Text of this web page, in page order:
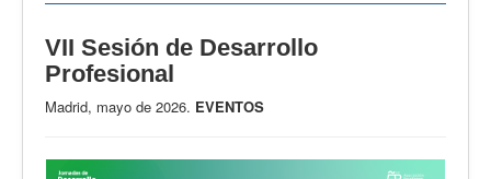
VII Sesión de Desarrollo
Profesional
Madrid, mayo de 2026. EVENTOS